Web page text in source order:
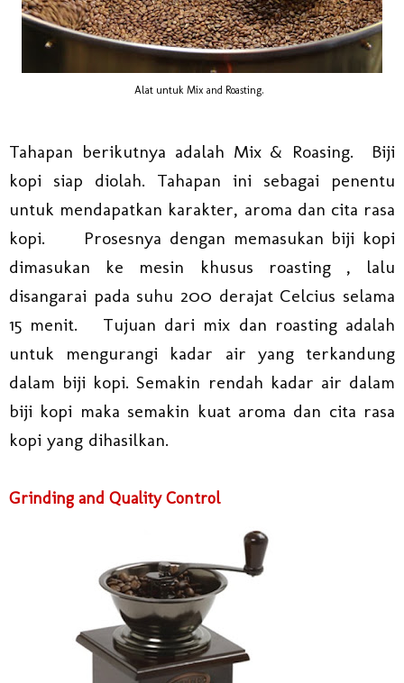
Alat untuk Mix and Roasting.
Tahapan berikutnya adalah Mix & Roasing.
Biji
kopi siap diolah. Tahapan ini sebagai penentu
untuk mendapatkan karakter, aroma dan cita rasa
kopi.
Prosesnya dengan memasukan biji kopi
dimasukan ke mesin khusus roasting , lalu
disangarai pada suhu 200 derajat Celcius selama
15 menit.
Tujuan dari mix dan roasting adalah
untuk mengurangi kadar air yang terkandung
dalam biji kopi. Semakin rendah kadar air dalam
biji kopi maka semakin kuat aroma dan cita rasa
kopi yang dihasilkan.
Grinding and Quality Control